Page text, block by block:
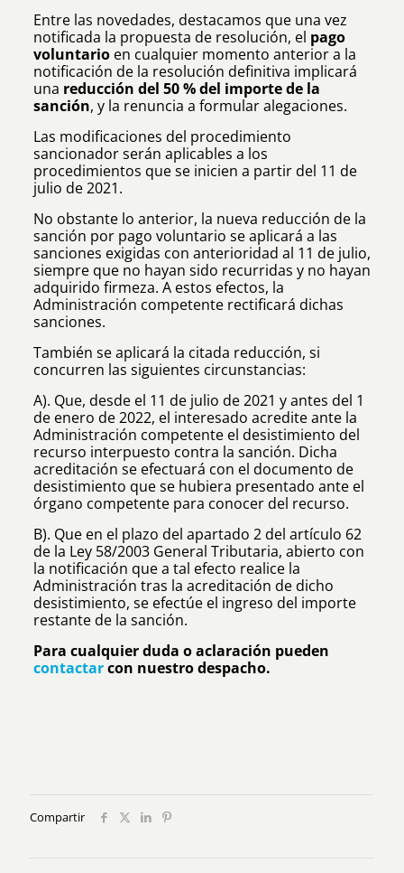
Entre las novedades, destacamos que una vez
notificada la propuesta de resolución, el pago
voluntarioen cualquier momento anterior a la
notificación de la resolución definitiva implicará
una reducción del 50 % del importe de la
sanción, y la renuncia a formular alegaciones.
Las modificaciones del procedimiento
sancionador serán aplicables a los
procedimientos que se inicien a partir del 11 de
julio de 2021.
No obstante lo anterior, la nueva reducción de la
sanción por pago voluntario se aplicará a las
sanciones exigidas con anterioridad al 11 de julio,
siempre que no hayan sido recurridas y no hayan
adquirido firmeza. A estos efectos, la
Administración competente rectificará dichas
sanciones.
También se aplicará la citada reducción, si
concurren las siguientes circunstancias:
A). Que, desde el 11 de julio de 2021 y antes del 1
de enero de 2022, el interesado acredite ante la
Administración competente el desistimiento del
recurso interpuesto contra la sanción. Dicha
acreditación se efectuará con el documento de
desistimiento que se hubiera presentado ante el
órgano competente para conocer del recurso.
B). Que en el plazo del apartado 2 del artículo 62
de la Ley 58/2003 General Tributaria, abierto con
la notificación que a tal efecto realice la
Administración tras la acreditación de dicho
desistimiento, se efectúe el ingreso del importe
restante de la sanción.
Para cualquier duda o aclaración pueden
contactarcon nuestro despacho.
Compartir